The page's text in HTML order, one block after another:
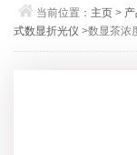
当前位置： 主页 >
式数显折光仪 >数显茶浓